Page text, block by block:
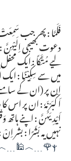
فَلَمَّا : پھر جب
دعوت بھیجی
لیے مُتَّكَاً : ایک
میں سے سِكِّيْنًا :
ان پر (ان کے
اَكْبَرْنَهٗ : ان پر اس
اَيْدِيَهُنَّ : اپنے ہاتھ
نہیں یہ بَشَرًا : بشر